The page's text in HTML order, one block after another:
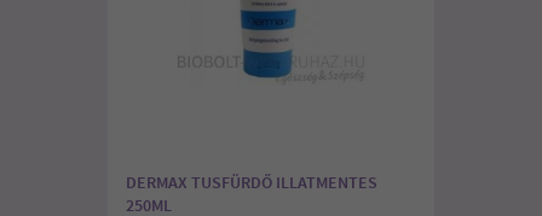
DERMAX TUSFÜRDŐ ILLATMENTES
250ML